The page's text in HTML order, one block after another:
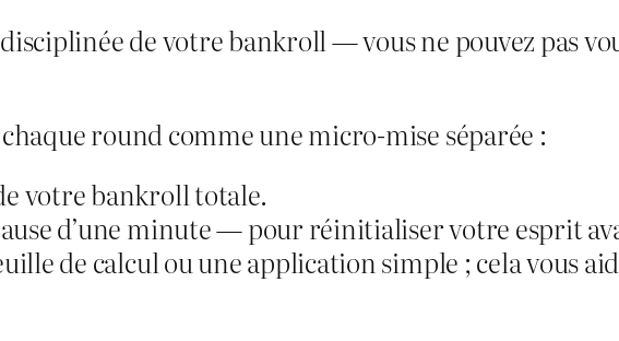
de votre bankroll — vous ne pouvez pas
round comme une micro‑mise séparée :
votre bankroll totale.
d’une minute — pour réinitialiser votre esprit
de calcul ou une application simple ; cela vous